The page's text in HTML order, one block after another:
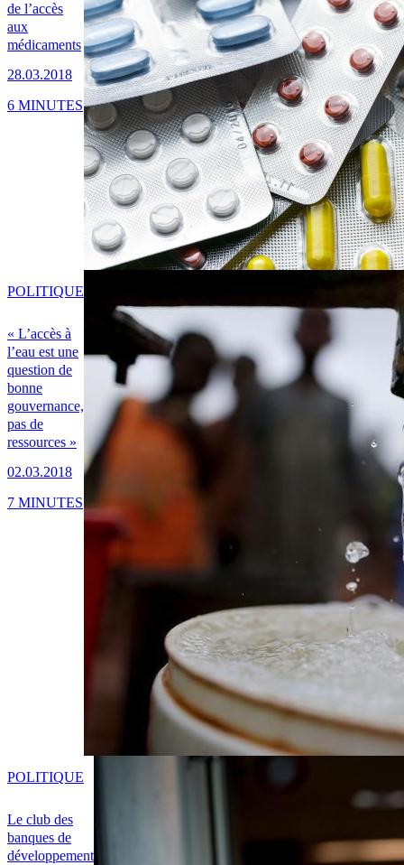
de l’accès
aux
médicaments
28.03.2018
6 MINUTES
« L’accès à
l’eau est une
question de
bonne
gouvernance,
pas de
ressources »
02.03.2018
POLITIQUE
7 MINUTES
Le club des
banques de
développement
POLITIQUE